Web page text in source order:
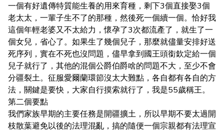
一個有好遺傳特質能生養的用來育種，剩下3個直接娶3個
老太太，一輩子生不了的那種，然後死一個續一個。恰好我
這個年輕老婆又不太給力，懷孕了3次都流產了，就生了一
個女兒，省心了。如果生了幾個兒子，那麼就儘量安排好送
死序列，實在不死也沒問題，儘早拿到國王頭銜欽定給一個
兒子就行了，其他的混個公爵伯爵啥的問題不大，至少不會
分疆裂土。征服愛爾蘭環節沒太大難點，各自都有各自的方
法，關鍵是要快，大家自行摸索就行了，我是55歲稱王。
第二個要點
我們家族早期的主要任務是開疆擴土，所以早期不要太過開
枝散葉避免以後的法理混亂，搞的隨便一個宗親都有法理宣